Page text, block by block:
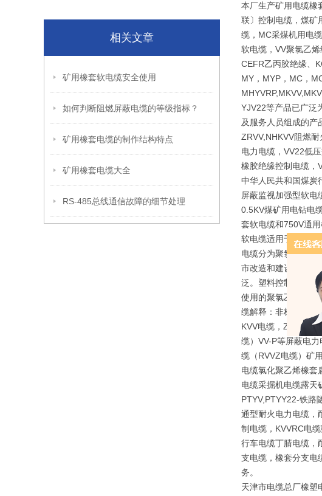
相关文章
矿用橡套软电缆安全使用
如何判断阻燃屏蔽电缆的等级指标？
矿用橡套电缆的制作结构特点
矿用橡套电缆大全
RS-485总线通信故障的细节处理
本厂生产矿用电缆橡
联〕控制电缆，煤矿
缆，MC采煤机用电
软电缆，VV聚氯乙
CEFR乙丙胶绝缘、
MY，MYP，MC，
YJV22等产品已广泛
及服务人员组成的产
ZRVV,NHKVV阻燃
电力电缆，VV22低
橡胶绝缘控制电缆，
中华人民共和国煤炭
屏蔽监视加强型软电
0.5KV煤矿用电钻电
套软电缆和750V通
软电缆适用于交流额
电缆分为聚氯乙烯电
市改造和建设中地下
泛。塑料控制电缆全
使用的聚氯乙烯绝缘
缆解释：非标电缆，
KVV电缆，ZR-VV电
缆）VV-P等屏蔽电
缆（RVVZ电缆）矿
电缆氯化聚乙烯橡套
电缆采掘机电缆露天
PTYV,PTYY22-铁路
通型耐火电力电缆，
制电缆，KVVRC电
行车电缆丁腈电缆，
支电缆，橡套分支电
务。
天津市电缆总厂橡塑